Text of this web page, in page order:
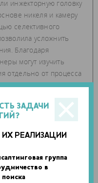
ЗАДАЧИ
РЕАЛИЗАЦИИ
группа
в
поиска
инжекторную головку
никеля и камеру
селективного
усложнить
Благодаря
могут изучить
отдельно от процесса
термо- и гидродинамику